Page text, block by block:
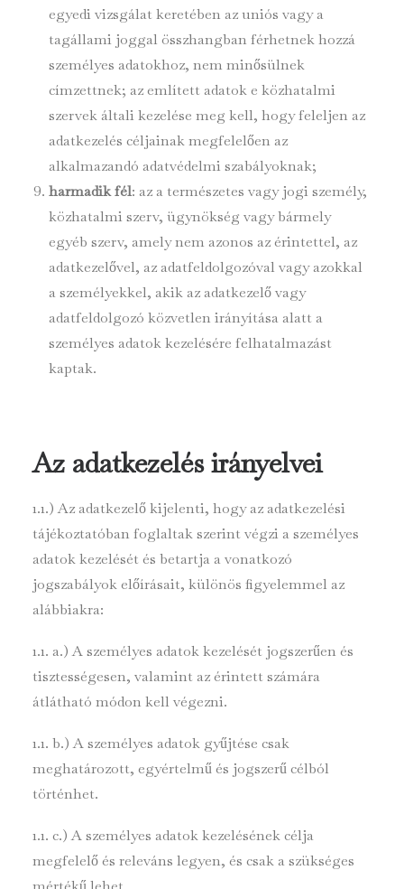
egyedi vizsgálat keretében az uniós vagy a
tagállami joggal összhangban férhetnek hozzá
személyes adatokhoz, nem minősülnek
címzettnek; az említett adatok e közhatalmi
szervek általi kezelése meg kell, hogy feleljen az
adatkezelés céljainak megfelelően az
alkalmazandó adatvédelmi szabályoknak;
harmadik fél: az a természetes vagy jogi személy,
közhatalmi szerv, ügynökség vagy bármely
egyéb szerv, amely nem azonos az érintettel, az
adatkezelővel, az adatfeldolgozóval vagy azokkal
a személyekkel, akik az adatkezelő vagy
adatfeldolgozó közvetlen irányítása alatt a
személyes adatok kezelésére felhatalmazást
kaptak.
Az adatkezelés irányelvei
1.1.) Az adatkezelő kijelenti, hogy az adatkezelési
tájékoztatóban foglaltak szerint végzi a személyes
adatok kezelését és betartja a vonatkozó
jogszabályok előírásait, különös figyelemmel az
alábbiakra:
1.1. a.) A személyes adatok kezelését jogszerűen és
tisztességesen, valamint az érintett számára
átlátható módon kell végezni.
1.1. b.) A személyes adatok gyűjtése csak
meghatározott, egyértelmű és jogszerű célból
történhet.
1.1. c.) A személyes adatok kezelésének célja
megfelelő és releváns legyen, és csak a szükséges